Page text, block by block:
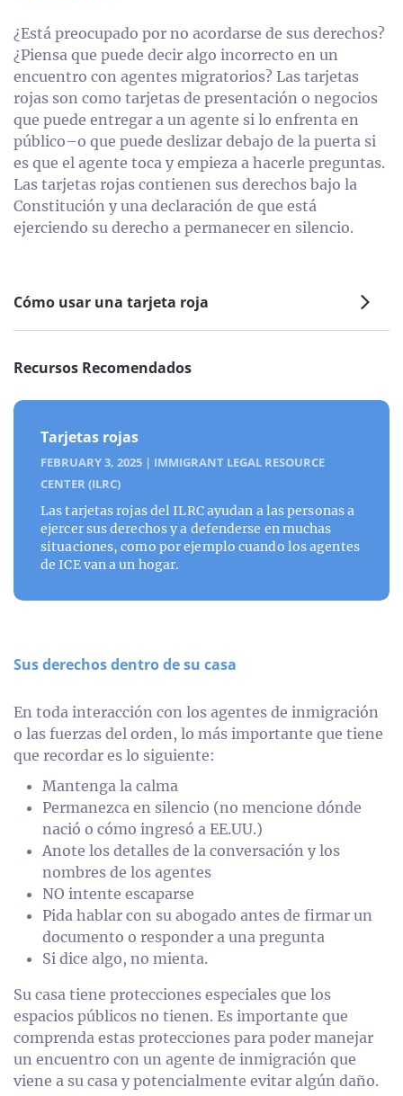
¿Está preocupado por no acordarse de sus derechos?
¿Piensa que puede decir algo incorrecto en un
encuentro con agentes migratorios? Las tarjetas
rojas son como tarjetas de presentación o negocios
que puede entregar a un agente si lo enfrenta en
público–o que puede deslizar debajo de la puerta si
es que el agente toca y empieza a hacerle preguntas.
Las tarjetas rojas contienen sus derechos bajo la
Constitución y una declaración de que está
ejerciendo su derecho a permanecer en silencio.
Cómo usar una tarjeta roja
Recursos Recomendados
Tarjetas rojas
FEBRUARY 3, 2025 | IMMIGRANT LEGAL RESOURCE
CENTER (ILRC)
Las tarjetas rojas del ILRC ayudan a las personas a
ejercer sus derechos y a defenderse en muchas
situaciones, como por ejemplo cuando los agentes
de ICE van a un hogar.
Sus derechos dentro de su casa
En toda interacción con los agentes de inmigración
o las fuerzas del orden, lo más importante que tiene
que recordar es lo siguiente:
Mantenga la calma
Permanezca en silencio (no mencione dónde
nació o cómo ingresó a EE.UU.)
Anote los detalles de la conversación y los
nombres de los agentes
NO intente escaparse
Pida hablar con su abogado antes de firmar un
documento o responder a una pregunta
Si dice algo, no mienta.
Su casa tiene protecciones especiales que los
espacios públicos no tienen. Es importante que
comprenda estas protecciones para poder manejar
un encuentro con un agente de inmigración que
viene a su casa y potencialmente evitar algún daño.